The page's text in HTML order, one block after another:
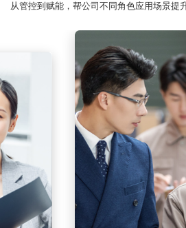
从管控到赋能，帮公司不同角色应用场景提